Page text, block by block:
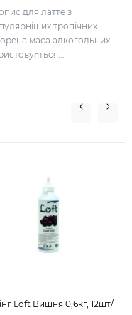
для латте з
тропічних
маса алкогольних
Loft Вишня 0,6кг, 12шт/